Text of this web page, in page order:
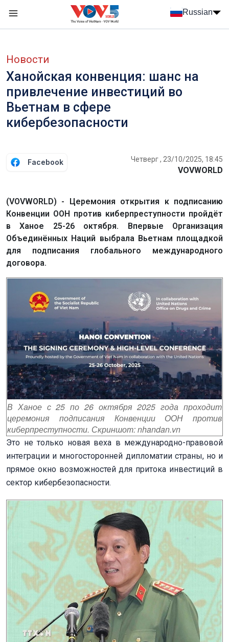
Russian
Новости
Ханойская конвенция: шанс на
привлечение инвестиций во
Вьетнам в сфере
кибербезопасности
Facebook Четверг , 23/10/2025, 18:45
VOVWORLD
(VOVWORLD) - Церемония открытия к подписанию
Конвенции ООН против киберпреступности пройдёт
в Ханое 25-26 октября. Впервые Организация
Объединённых Наций выбрала Вьетнам площадкой
для подписания глобального международного
договора.
В Ханое с 25 по 26 октября 2025 года проходит
церемония подписания Конвенции ООН против
киберпреступности. Скриншот: nhandan.vn
Это не только новая веха в международно-правовой
интеграции и многосторонней дипломатии страны, но и
прямое окно возможностей для притока инвестиций в
сектор кибербезопасности.